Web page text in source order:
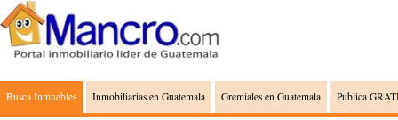
Busca Inmuebles Inmobiliarias en Guatemala Gremiales en Guatemala Publica